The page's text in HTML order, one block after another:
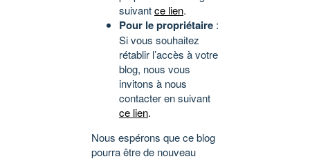
suivantce lien.
Pour le propriétaire :
Si vous souhaitez
rétablir l’accès à votre
blog, nous vous
invitons à nous
contacter en suivant
ce lien.
Nous espérons que ce blog
pourra être de nouveau